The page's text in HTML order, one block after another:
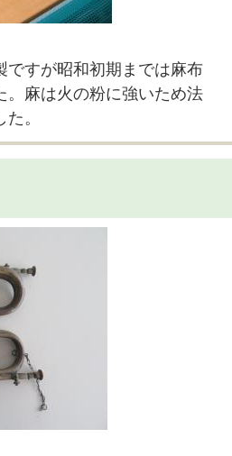
ですが昭和初期までは麻布
。麻は火の粉に強いため法
。